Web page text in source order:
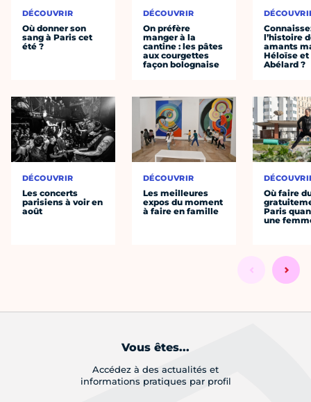
DÉCOUVRIR
Où donner son
sang à Paris cet
été ?
DÉCOUVRIR
Les concerts
parisiens à voir en
août
DÉCOUVRIR
On préfère
manger à la
cantine : les pâtes
aux courgettes
façon bolognaise
DÉCOUVRIR
Les meilleures
expos du moment
à faire en famille
l’histoire
amants
Héloïse et
Abélard ?
Où faire
Paris
une
Vous êtes...
Accédez à des actualités et
informations pratiques par profil